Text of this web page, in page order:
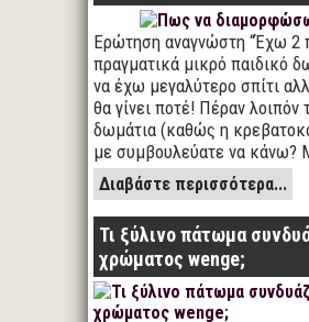
Ερώτηση αναγνώστη “Έχω 2
πραγματικά μικρό παιδικό
να έχω μεγαλύτερο σπίτι
θα γίνει ποτέ! Πέραν
δωμάτια (καθώς η
με συμβουλεύατε να κάνω?
Διαβάστε περισσότερα...
Τι ξύλινο πάτωμα
χρώματος wenge;